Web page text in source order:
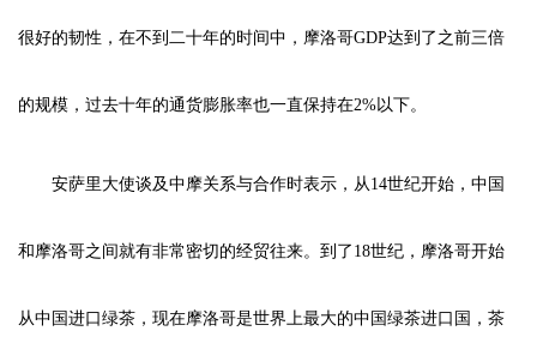
很好的韧性，在不到二十年的时间中，摩洛哥GDP达到了之前三倍
的规模，过去十年的通货膨胀率也一直保持在2%以下。
安萨里大使谈及中摩关系与合作时表示，从14世纪开始，中国
和摩洛哥之间就有非常密切的经贸往来。到了18世纪，摩洛哥开始
从中国进口绿茶，现在摩洛哥是世界上最大的中国绿茶进口国，茶